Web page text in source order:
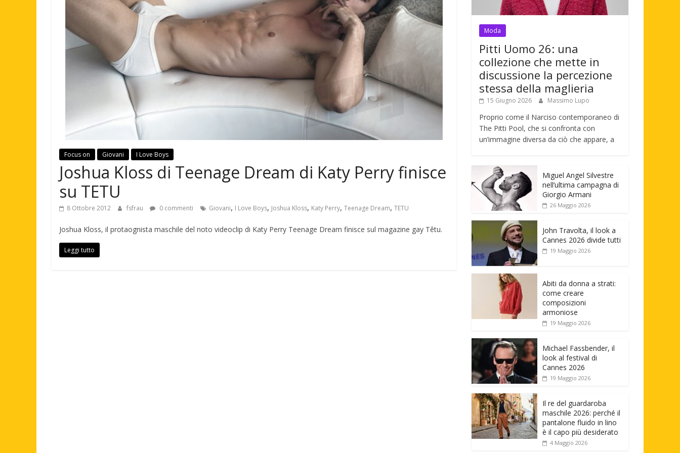
Focus on Giovani I Love Boys
Joshua Kloss di Teenage Dream di Katy Perry finisce
su TETU
8 Ottobre 2012 fsfrau 0 commenti Giovani, I Love Boys, Joshua Kloss, Katy Perry, Teenage Dream, TETU
Joshua Kloss, il protaognista maschile del noto videoclip di Katy Perry Teenage Dream finisce sul magazine gay Têtu.
Leggi tutto
Moda
Pitti Uomo 26: una
collezione che mette in
discussione la percezione
stessa della maglieria
15 Giugno 2026 Massimo Lupo
Proprio come il Narciso contemporaneo di
The Pitti Pool, che si confronta con
un’immagine diversa da ciò che appare, a
Miguel Angel Silvestre
nell’ultima campagna di
Giorgio Armani
26 Maggio 2026
John Travolta, il look a
Cannes 2026 divide tutti
19 Maggio 2026
Abiti da donna a strati:
come creare
composizioni
armoniose
19 Maggio 2026
Michael Fassbender, il
look al festival di
Cannes 2026
19 Maggio 2026
Il re del guardaroba
maschile 2026: perché il
pantalone fluido in lino
è il capo più desiderato
4 Maggio 2026